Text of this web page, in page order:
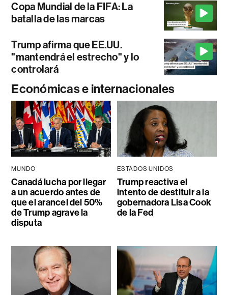
Copa Mundial de la FIFA: La
batalla de las marcas
Trump afirma que EE.UU.
"mantendrá el estrecho" y lo
controlará
Económicas e internacionales
MUNDO
Canadá lucha por llegar
a un acuerdo antes de
que el arancel del 50%
de Trump agrave la
disputa
ESTADOS UNIDOS
Trump reactiva el
intento de destituir a la
gobernadora Lisa Cook
de la Fed